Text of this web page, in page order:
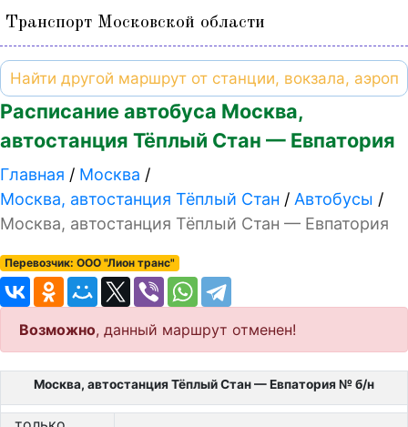
Транспорт Московской области
Расписание автобуса Москва,
автостанция Тёплый Стан — Евпатория
Главная
Москва
Москва, автостанция Тёплый Стан
Автобусы
Москва, автостанция Тёплый Стан — Евпатория
Перевозчик: ООО "Лион транс"
Возможно, данный маршрут отменен!
Москва, автостанция Тёплый Стан — Евпатория № б/н